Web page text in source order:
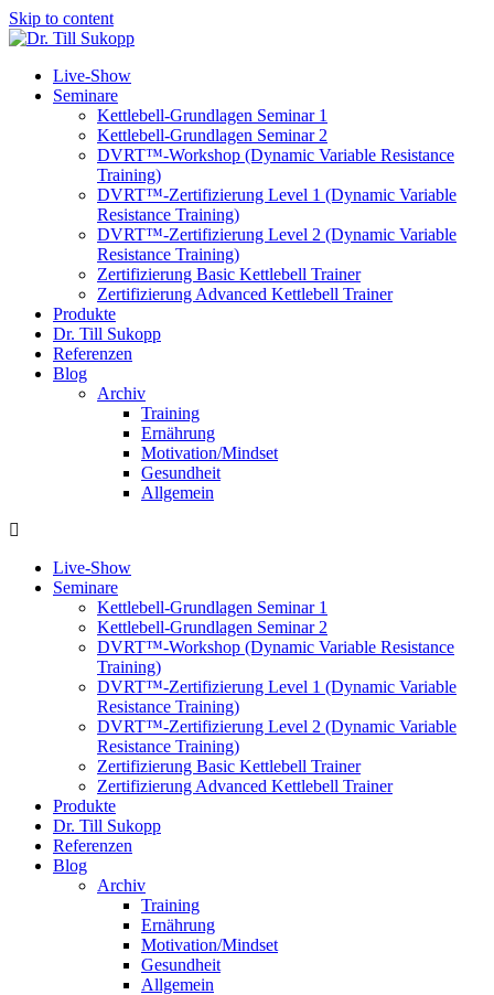
Skip to content
Live-Show
Seminare
Kettlebell-Grundlagen Seminar 1
Kettlebell-Grundlagen Seminar 2
DVRT™-Workshop (Dynamic Variable Resistance
Training)
DVRT™-Zertifizierung Level 1 (Dynamic Variable
Resistance Training)
DVRT™-Zertifizierung Level 2 (Dynamic Variable
Resistance Training)
Zertifizierung Basic Kettlebell Trainer
Zertifizierung Advanced Kettlebell Trainer
Produkte
Dr. Till Sukopp
Referenzen
Blog
Archiv
Training
Ernährung
Motivation/Mindset
Gesundheit
Allgemein
Live-Show
Seminare
Kettlebell-Grundlagen Seminar 1
Kettlebell-Grundlagen Seminar 2
DVRT™-Workshop (Dynamic Variable Resistance
Training)
DVRT™-Zertifizierung Level 1 (Dynamic Variable
Resistance Training)
DVRT™-Zertifizierung Level 2 (Dynamic Variable
Resistance Training)
Zertifizierung Basic Kettlebell Trainer
Zertifizierung Advanced Kettlebell Trainer
Produkte
Dr. Till Sukopp
Referenzen
Blog
Archiv
Training
Ernährung
Motivation/Mindset
Gesundheit
Allgemein